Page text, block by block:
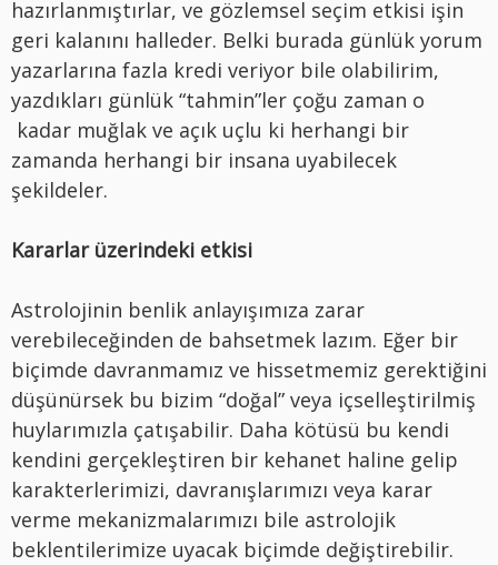
hazırlanmıştırlar, ve gözlemsel seçim etkisi işin
geri kalanını halleder. Belki burada günlük yorum
yazarlarına fazla kredi veriyor bile olabilirim,
yazdıkları günlük “tahmin”ler çoğu zaman o
kadar muğlak ve açık uçlu ki herhangi bir
zamanda herhangi bir insana uyabilecek
şekildeler.
Kararlar üzerindeki etkisi
Astrolojinin benlik anlayışımıza zarar
verebileceğinden de bahsetmek lazım. Eğer bir
biçimde davranmamız ve hissetmemiz gerektiğini
düşünürsek bu bizim “doğal” veya içselleştirilmiş
huylarımızla çatışabilir. Daha kötüsü bu kendi
kendini gerçekleştiren bir kehanet haline gelip
karakterlerimizi, davranışlarımızı veya karar
verme mekanizmalarımızı bile astrolojik
beklentilerimize uyacak biçimde değiştirebilir.